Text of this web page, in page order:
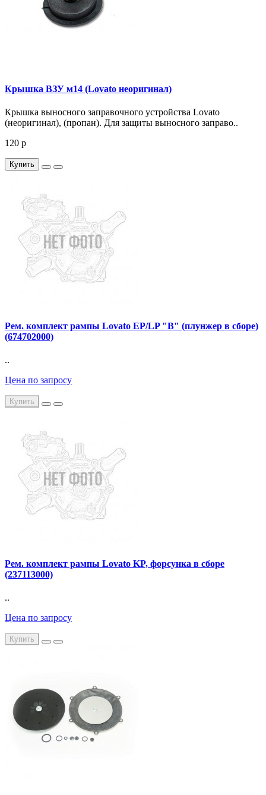
Крышка ВЗУ м14 (Lovato неоригинал)
Крышка выносного заправочного устройства Lovato
(неоригинал), (пропан). Для защиты выносного заправо..
120 р
Купить
Рем. комплект рампы Lovato EP/LP "В" (плунжер в сборе)
(674702000)
..
Цена по запросу
Купить
Рем. комплект рампы Lovato KP, форсунка в сборе
(237113000)
..
Цена по запросу
Купить